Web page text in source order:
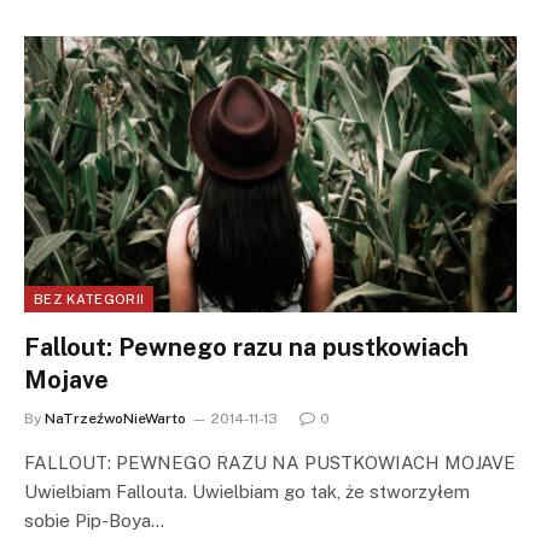
BEZ KATEGORII
Fallout: Pewnego razu na pustkowiach
Mojave
By NaTrzeźwoNieWarto 2014-11-13 0
FALLOUT: PEWNEGO RAZU NA PUSTKOWIACH MOJAVE
Uwielbiam Fallouta. Uwielbiam go tak, że stworzyłem
sobie Pip-Boya…